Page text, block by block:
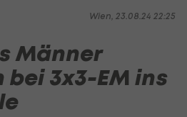
Wien, 23.08.24 22:25
Männer
3x3-EM ins